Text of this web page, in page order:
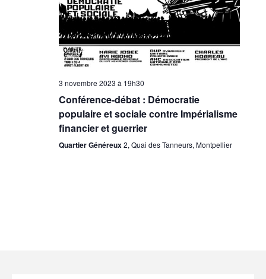
3 novembre 2023 à 19h30
Conférence-débat : Démocratie
populaire et sociale contre Impérialisme
financier et guerrier
Quartier Généreux2, Quai des Tanneurs, Montpellier